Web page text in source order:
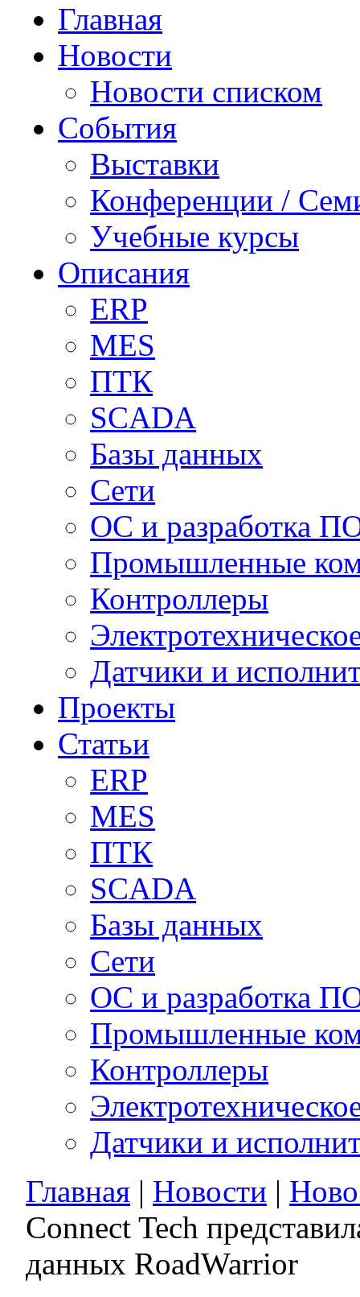
Главная
Новости
Новости списком
События
Выставки
Конференции /
Учебные курсы
Описания
ERP
MES
ПТК
SCADA
Базы данных
Сети
ОС и разработка
Промышленные
Контроллеры
Датчики и
Проекты
Статьи
ERP
MES
ПТК
SCADA
Базы данных
Сети
ОС и разработка
Промышленные
Контроллеры
Датчики и
Главная | Новости |
Connect Tech
данных RoadWarrior